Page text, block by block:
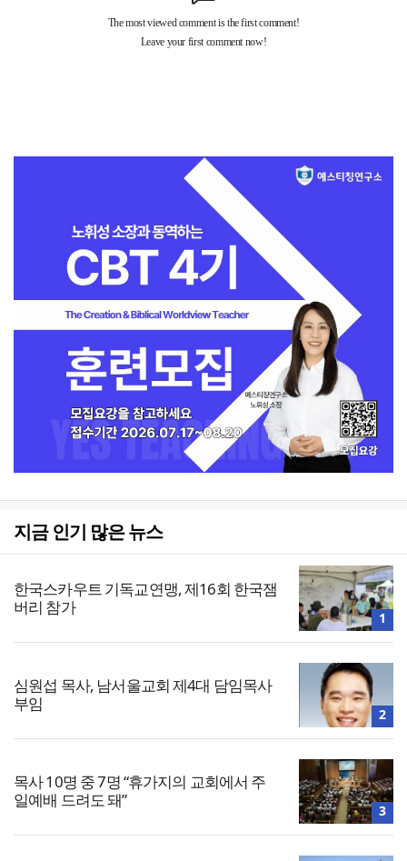
지금 인기 많은 뉴스
한국스카우트 기독교연맹, 제16회 한국잼
버리 참가
1
심원섭 목사, 남서울교회 제4대 담임목사
부임
2
목사 10명 중 7명 “휴가지의 교회에서 주
일예배 드려도 돼”
3